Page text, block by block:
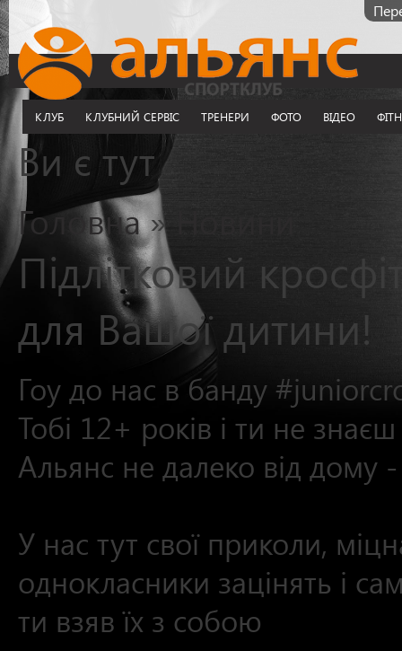
КЛУБ КЛУБНИЙ СЕРВІС ТРЕНЕРИ ФОТО ВІДЕО
Ви є тут
Головна»
Підлітковий
для Вашої дитини!
Гоу до нас в банду
Тобі 12+ років і ти не
Альянс не далеко від дому
У нас тут свої приколи,
однокласники зацінять і
ти взяв їх з собою